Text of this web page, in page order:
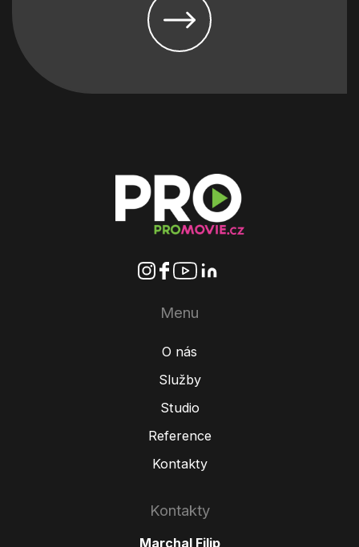
Menu
O nás
Služby
Studio
Reference
Kontakty
Kontakty
Marchal Filip